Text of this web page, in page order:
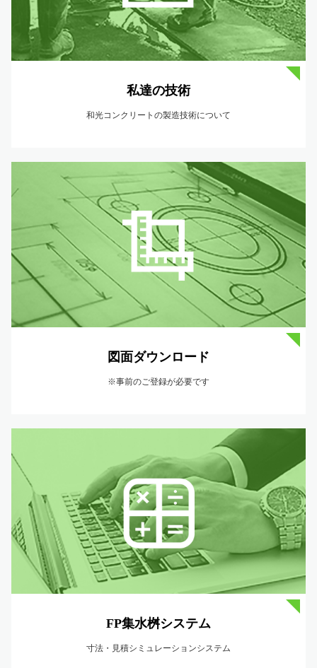
私達の技術
和光コンクリートの製造技術について
図面ダウンロード
※事前のご登録が必要です
FP集水桝システム
寸法・見積シミュレーションシステム